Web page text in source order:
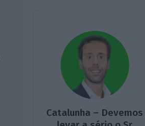
Catalunha – Devemos